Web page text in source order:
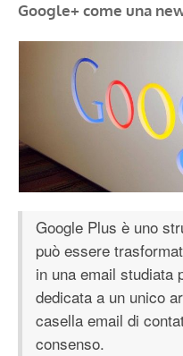
Google+ come una
Google Plus è uno
può essere
in una email studiata
dedicata a un unico
casella email di
consenso.